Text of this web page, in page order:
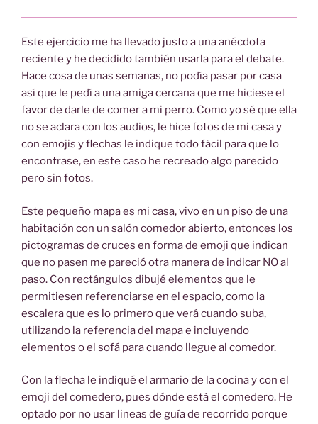
Este ejercicio me ha llevado justo a una anécdota
reciente y he decidido también usarla para el debate.
Hace cosa de unas semanas, no podía pasar por casa
así que le pedí a una amiga cercana que me hiciese el
favor de darle de comer a mi perro. Como yo sé que ella
no se aclara con los audios, le hice fotos de mi casa y
con emojis y flechas le indique todo fácil para que lo
encontrase, en este caso he recreado algo parecido
pero sin fotos.
Este pequeño mapa es mi casa, vivo en un piso de una
habitación con un salón comedor abierto, entonces los
pictogramas de cruces en forma de emoji que indican
que no pasen me pareció otra manera de indicar NO al
paso. Con rectángulos dibujé elementos que le
permitiesen referenciarse en el espacio, como la
escalera que es lo primero que verá cuando suba,
utilizando la referencia del mapa e incluyendo
elementos o el sofá para cuando llegue al comedor.
Con la flecha le indiqué el armario de la cocina y con el
emoji del comedero, pues dónde está el comedero. He
optado por no usar lineas de guía de recorrido porque